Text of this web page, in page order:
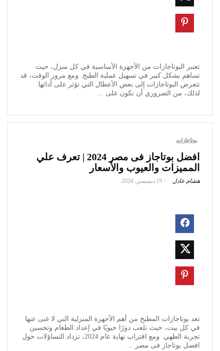
تعتبر البوتاجازات من الأجهزة الأساسية في كل منزل، حيث
تساهم بشكل كبير في تسهيل عملية الطبخ. ومع مرور الوقت، قد
تتعرض البوتاجازات إلى بعض الأعطال التي تؤثر على أدائها.
لذلك، من الضروري أن نكون على ...
بوتاجازات
افضل بوتاجاز فى مصر 2024 | تعرف علي
المميزات والعيوب والأسعار
هشام عادل 19 ديسمبر، 2024
تعد بوتاجازات المطبخ من أهم الأجهزة المنزلية التي لا غنى عنها
في كل بيت، حيث تلعب دورًا حيويًا في إعداد الطعام وتحسين
تجربة الطهي. ومع اقتراب نهاية عام 2024، تزداد التساؤلات حول
افضل بوتاجاز فى مصر ...